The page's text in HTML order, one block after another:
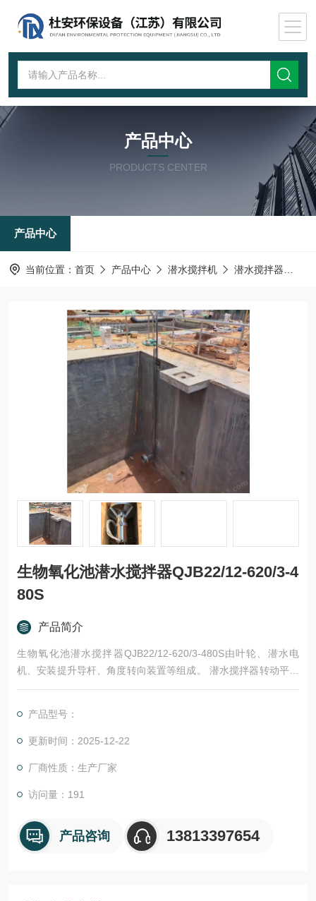
产品中心
PRODUCTS CENTER
产品中心
当前位置： 首页 产品中心 潜水搅拌机 潜水搅拌器
生物氧化池潜水搅拌器QJB22/12-620/3-4
80S
产品简介
生物氧化池潜水搅拌器QJB22/12-620/3-480S由叶轮、潜水电
机、安装提升导杆、角度转向装置等组成。 潜水搅拌器转动平衡
自如，无卡死，停滞，振动等现象；
产品型号：
更新时间：2025-12-22
厂商性质：生产厂家
访问量：191
产品咨询 13813397654